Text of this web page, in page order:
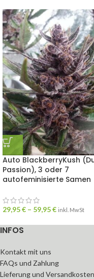
Auto BlackberryKush
Passion), 3 oder 7
autofeminisierte Samen
29,95€ – 59,95€ inkl. MwSt
INFOS
Kontakt mit uns
FAQs und Zahlung
Lieferung und Versandkosten